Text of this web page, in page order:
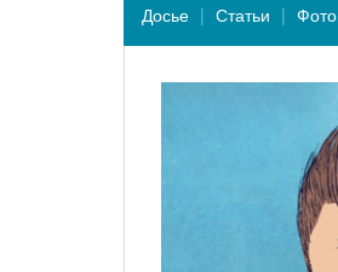
Досье Статьи Фото